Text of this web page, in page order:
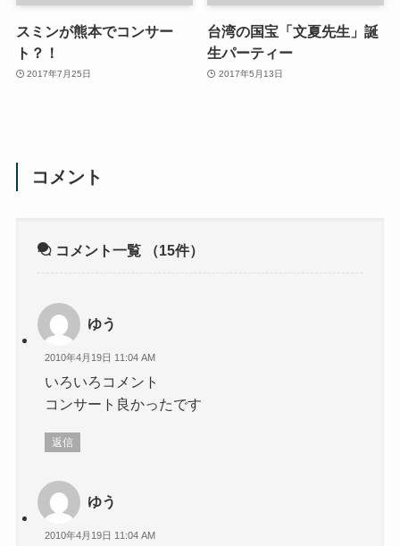
スミンが熊本でコンサー
ト？！
2017年7月25日
台湾の国宝「文夏先生」誕
生パーティー
2017年5月13日
コメント
コメント一覧 （15件）
ゆう
2010年4月19日 11:04 AM
いろいろコメント
コンサート良かったです
返信
ゆう
2010年4月19日 11:04 AM